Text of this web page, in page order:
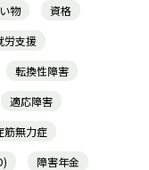
物
資格
労支援
転換性障害
適応障害
筋無力症
障害年金